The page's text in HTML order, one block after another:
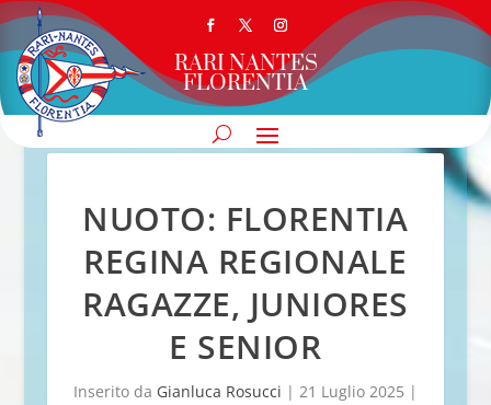
RARI NANTES
FLORENTIA
NUOTO: FLORENTIA
REGINA REGIONALE
RAGAZZE, JUNIORES
E SENIOR
Inserito da Gianluca Rosucci | 21 Luglio 2025 |